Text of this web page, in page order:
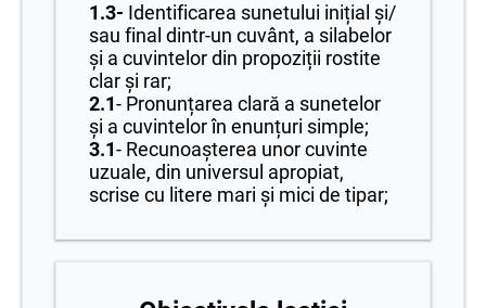
1.3- Identificarea sunetului inițial și/
sau final dintr-un cuvânt, a silabelor
și a cuvintelor din propoziții rostite
clar și rar;
2.1- Pronunțarea clară a sunetelor
și a cuvintelor în enunțuri simple;
3.1- Recunoașterea unor cuvinte
uzuale, din universul apropiat,
scrise cu litere mari și mici de tipar;